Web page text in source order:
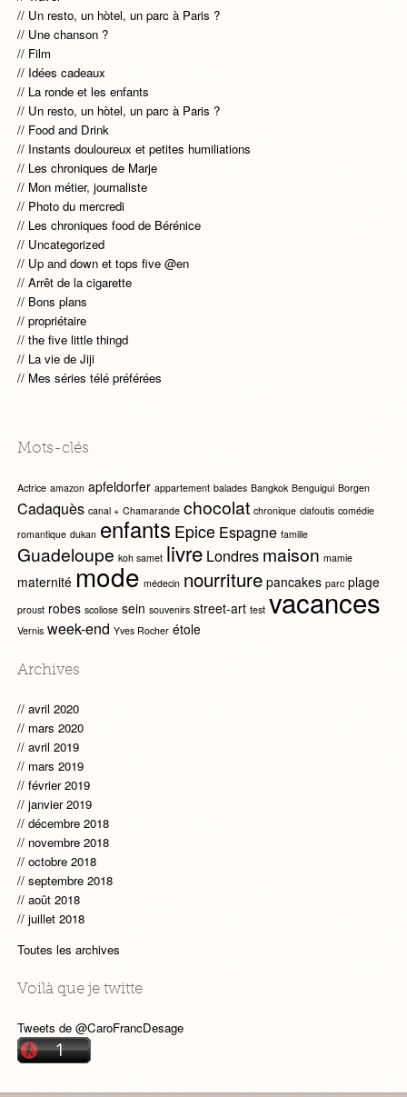
Un resto, un hòtel, un parc à Paris ?
Une chanson ?
Film
Idées cadeaux
La ronde et les enfants
Un resto, un hòtel, un parc à Paris ?
Food and Drink
Instants douloureux et petites humiliations
Les chroniques de Marje
Mon métier, journaliste
Photo du mercredi
Les chroniques food de Bérénice
Uncategorized
Up and down et tops five @en
Arrêt de la cigarette
Bons plans
propriétaire
the five little thingd
La vie de Jiji
Mes séries télé préférées
Mots-clés
Actrice amazon apfeldorfer appartement balades Bangkok Benguigui Borgen
Cadaquès canal + Chamarande chocolat chronique clafoutis comédie
romantique dukan enfants Epice Espagne famille
Guadeloupe koh samet livre Londres maison mamie
maternité mode médecin nourriture pancakes parc plage
proust robes scoliose sein souvenirs street-art test vacances
Vernis week-end Yves Rocher étole
Archives
avril 2020
mars 2020
avril 2019
mars 2019
février 2019
janvier 2019
décembre 2018
novembre 2018
octobre 2018
septembre 2018
août 2018
juillet 2018
Toutes les archives
Voilà que je twitte
Tweets de @CaroFrancDesage